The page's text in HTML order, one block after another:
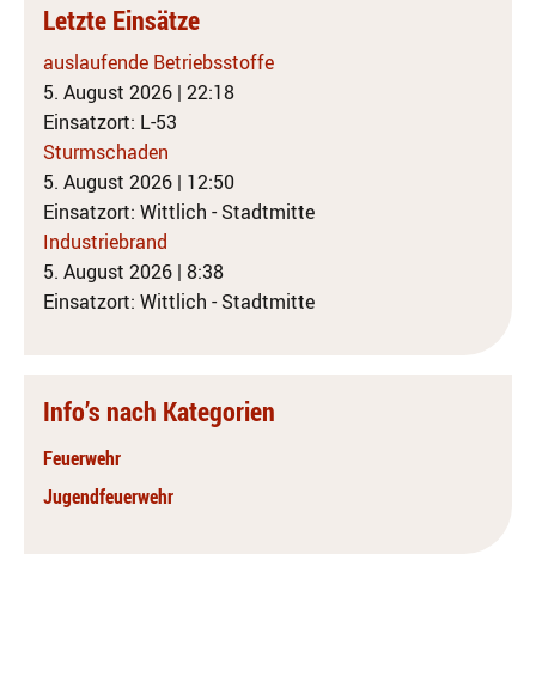
Letzte Einsätze
auslaufende Betriebsstoffe
5. August 2026 | 22:18
Einsatzort: L-53
Sturmschaden
5. August 2026 | 12:50
Einsatzort: Wittlich - Stadtmitte
Industriebrand
5. August 2026 | 8:38
Einsatzort: Wittlich - Stadtmitte
Info’s nach Kategorien
Feuerwehr
Jugendfeuerwehr